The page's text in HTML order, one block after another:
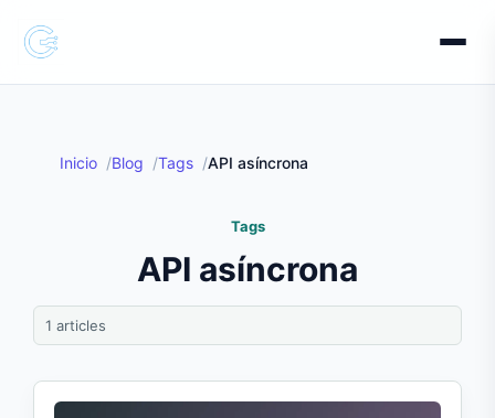
Inicio Blog Tags API asíncrona
Tags
API asíncrona
1 articles